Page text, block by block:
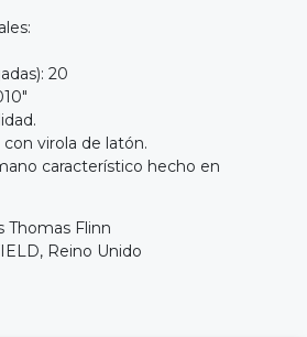
20
virola de latón.
característico hecho en
Thomas Flinn
Reino Unido